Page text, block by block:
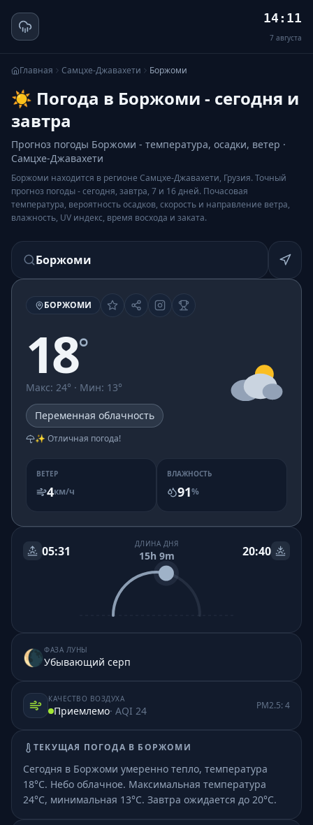
14:11
7 августа
Главная Самцхе-Джавахети Боржоми
☀️ Погода в Боржоми - сегодня и
завтра
Прогноз погоды Боржоми - температура, осадки, ветер ·
Самцхе-Джавахети
Боржоми находится в регионе Самцхе-Джавахети, Грузия. Точный
прогноз погоды - сегодня, завтра, 7 и 16 дней. Почасовая
температура, вероятность осадков, скорость и направление ветра,
влажность, UV индекс, время восхода и заката.
Боржоми
БОРЖОМИ
18°
Макс: 24° · Мин: 13°
Переменная облачность
✨ Отличная погода!
ВЕТЕР
4км/ч
ВЛАЖНОСТЬ
91%
05:31 ДЛИНА ДНЯ
15h 9m 20:40
🌘ФАЗА ЛУНЫ
Убывающий серп
КАЧЕСТВО ВОЗДУХА
Приемлемо· AQI 24 PM2.5: 4
ТЕКУЩАЯ ПОГОДА В БОРЖОМИ
Сегодня в Боржоми умеренно тепло, температура
18°C. Небо облачное. Максимальная температура
24°C, минимальная 13°C. Завтра ожидается до 20°C.